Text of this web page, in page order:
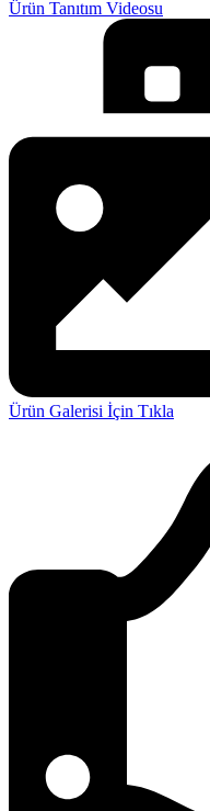
Ürün Tanıtım Videosu
Ürün Galerisi İçin Tıkla